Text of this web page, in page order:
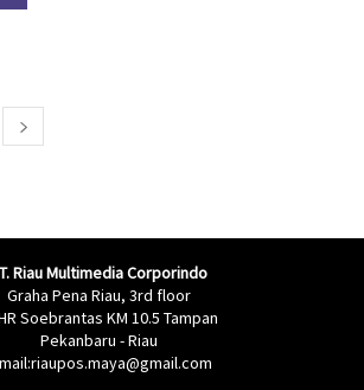
Riau Multimedia Corporindo
Graha Pena Riau, 3rd floor
Soebrantas KM 10.5 Tampan
Pekanbaru - Riau